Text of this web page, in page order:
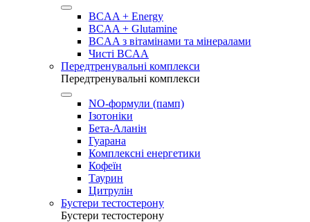
BCAA + Energy
BCAA + Glutamine
BCAA з вітамінами та мінералами
Чисті BCAA
Передтренувальні комплекси
Передтренувальні комплекси
NO-формули (памп)
Ізотоніки
Бета-Аланін
Гуарана
Комплексні енергетики
Кофеїн
Таурин
Цитрулін
Бустери тестостерону
Бустери тестостерону